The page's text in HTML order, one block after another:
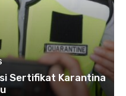
Sertifikat Karantina